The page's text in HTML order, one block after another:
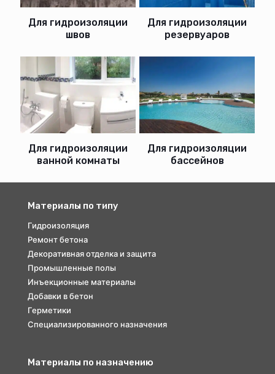
Для гидроизоляции
швов
Для гидроизоляции
резервуаров
Для гидроизоляции
ванной комнаты
Для гидроизоляции
бассейнов
Материалы по типу
Гидроизоляция
Ремонт бетона
Декоративная отделка и защита
Промышленные полы
Инъекционные материалы
Добавки в бетон
Герметики
Специализированного назначения
Материалы по назначению